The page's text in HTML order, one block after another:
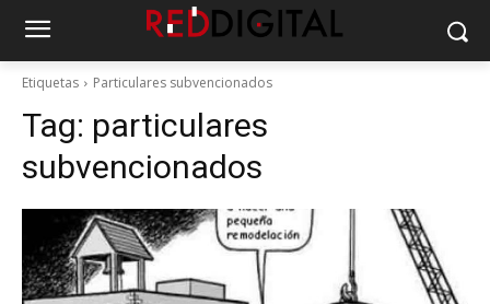
Etiquetas Particulares subvencionados
Tag: particulares
subvencionados